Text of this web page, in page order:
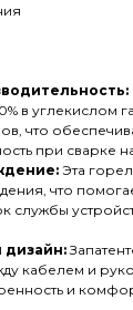
в углекислом
что
при сварке
Эта
что
службы
дизайн:
кабелем и
и